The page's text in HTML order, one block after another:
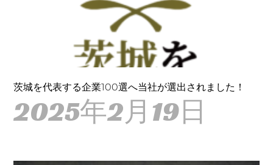
茨城を代表する企業100選へ当社が選出されました！
2025年2月19日